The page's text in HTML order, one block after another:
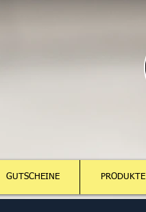
GUTSCHEINE PRODUKTE